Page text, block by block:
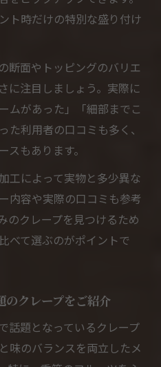
ト時だけの特別な盛り付け
断面やトッピングのバリエ
に注目しましょう。実際に
ムがあった」「細部までこ
利用者の口コミも多く、
もあります。
工によって実物と多少異な
内容や実際の口コミも参考
のクレープを見つけるため
べて選ぶのがポイントで
のクレープをご紹介
話題となっているクレープ
味のバランスを両立したメ